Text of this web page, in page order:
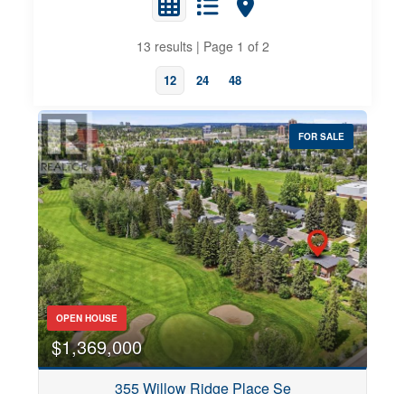
13 results | Page 1 of 2
12 24 48
Property Type
Business Type
Transaction Type
Building Type
FOR SALE
OPEN HOUSE
$1,369,000
355 Willow Ridge Place Se